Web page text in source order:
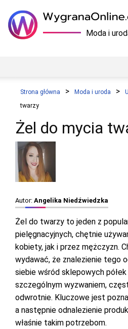
Moda i
Strona główna Moda i uroda
twarzy
Żel do mycia
Autor: Angelika Niedźwiedzka
Żel do twarzy to jeden z
pielęgnacyjnych, chętnie
kobiety, jak i przez mężczyzn.
wydawać, że znalezienie tego
siebie wśród sklepowych
szczególnym wyzwaniem,
odwrotnie. Kluczowe jest
a następnie odnalezienie
właśnie takim potrzebom.